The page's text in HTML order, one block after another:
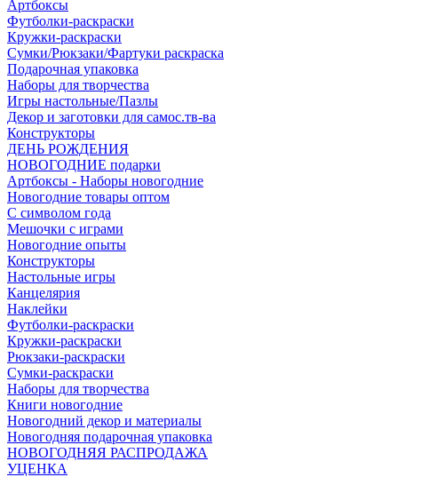
Артбоксы
Футболки-раскраски
Кружки-раскраски
Сумки/Рюкзаки/Фартуки раскраска
Подарочная упаковка
Наборы для творчества
Игры настольные/Пазлы
Декор и заготовки для самос.тв-ва
Конструкторы
ДЕНЬ РОЖДЕНИЯ
НОВОГОДНИЕ подарки
Артбоксы - Наборы новогодние
Новогодние товары оптом
С символом года
Мешочки с играми
Новогодние опыты
Конструкторы
Настольные игры
Канцелярия
Наклейки
Футболки-раскраски
Кружки-раскраски
Рюкзаки-раскраски
Сумки-раскраски
Наборы для творчества
Книги новогодние
Новогодний декор и материалы
Новогодняя подарочная упаковка
НОВОГОДНЯЯ РАСПРОДАЖА
УЦЕНКА